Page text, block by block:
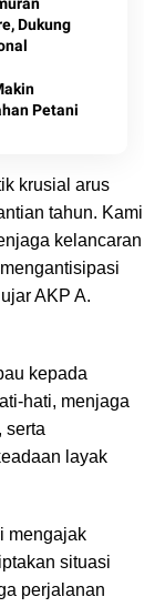
Dukung
Petani
krusial arus
tahun. Kami
kelancaran
AKP A.
kepada
hati, menjaga
serta
layak
mengajak
situasi
perjalanan